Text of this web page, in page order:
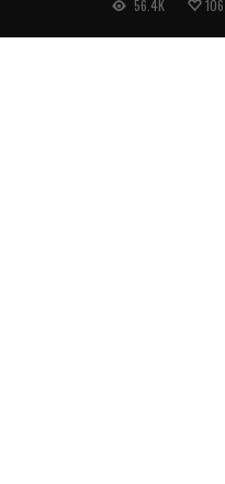
56.4K 106